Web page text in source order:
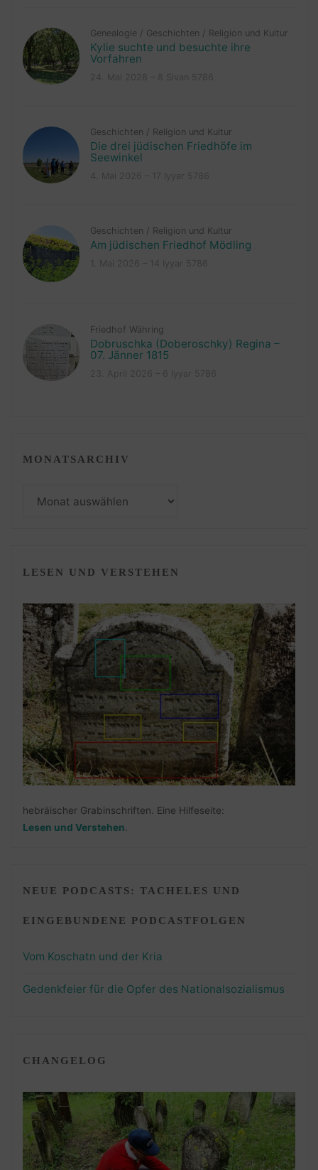
Genealogie / Geschichten / Religion und Kultur
Kylie suchte und besuchte ihre
Vorfahren
Geschichten / Religion und Kultur
Die drei jüdischen Friedhöfe im
Seewinkel
Geschichten / Religion und Kultur
Am jüdischen Friedhof Mödling
Friedhof Währing
Dobruschka (Doberoschky) Regina –
07. Jänner 1815
MONATSARCHIV
LESEN UND VERSTEHEN
hebräischer Grabinschriften. Eine Hilfeseite:
Lesen und Verstehen.
NEUE PODCASTS: TACHELES UND
EINGEBUNDENE PODCASTFOLGEN
Vom Koschatn und der Kria
Gedenkfeier für die Opfer des Nationalsozialismus
CHANGELOG